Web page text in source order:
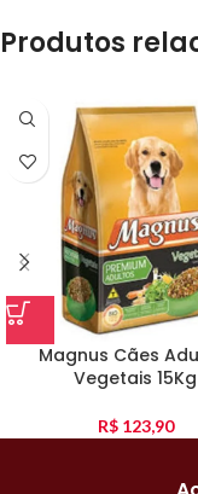
Produtos
Magnus Cães
Vegetais 15Kg
R$123,90